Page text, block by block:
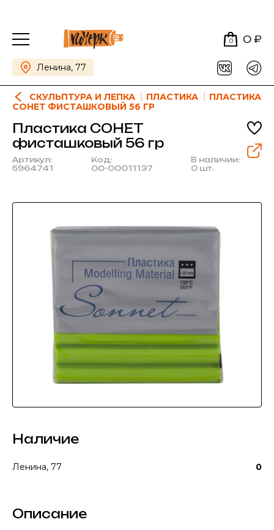
0 0 ₽
Ленина, 77
СКУЛЬПТУРА И ЛЕПКА ПЛАСТИКА
ПЛАСТИКА
СОНЕТ ФИСТАШКОВЫЙ 56 ГР
Пластика СОНЕТ
фисташковый 56 гр
Артикул:
5964741
Код:
00-00011137
В наличии:
0 шт.
Наличие
Ленина, 77 0
Описание